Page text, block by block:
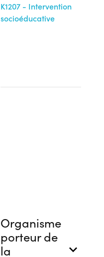
K1207 - Intervention
socioéducative
Organisme
porteur de
la